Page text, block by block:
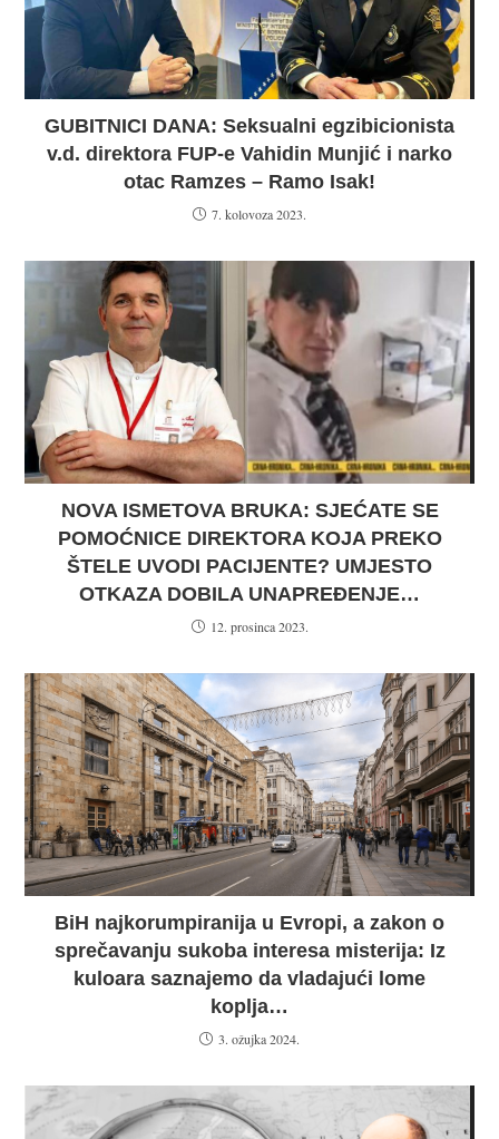
GUBITNICI DANA: Seksualni egzibicionista
v.d. direktora FUP-e Vahidin Munjić i narko
otac Ramzes – Ramo Isak!
7. kolovoza 2023.
NOVA ISMETOVA BRUKA: SJEĆATE SE
POMOĆNICE DIREKTORA KOJA PREKO
ŠTELE UVODI PACIJENTE? UMJESTO
OTKAZA DOBILA UNAPREĐENJE…
12. prosinca 2023.
BiH najkorumpiranija u Evropi, a zakon o
sprečavanju sukoba interesa misterija: Iz
kuloara saznajemo da vladajući lome
koplja…
3. ožujka 2024.